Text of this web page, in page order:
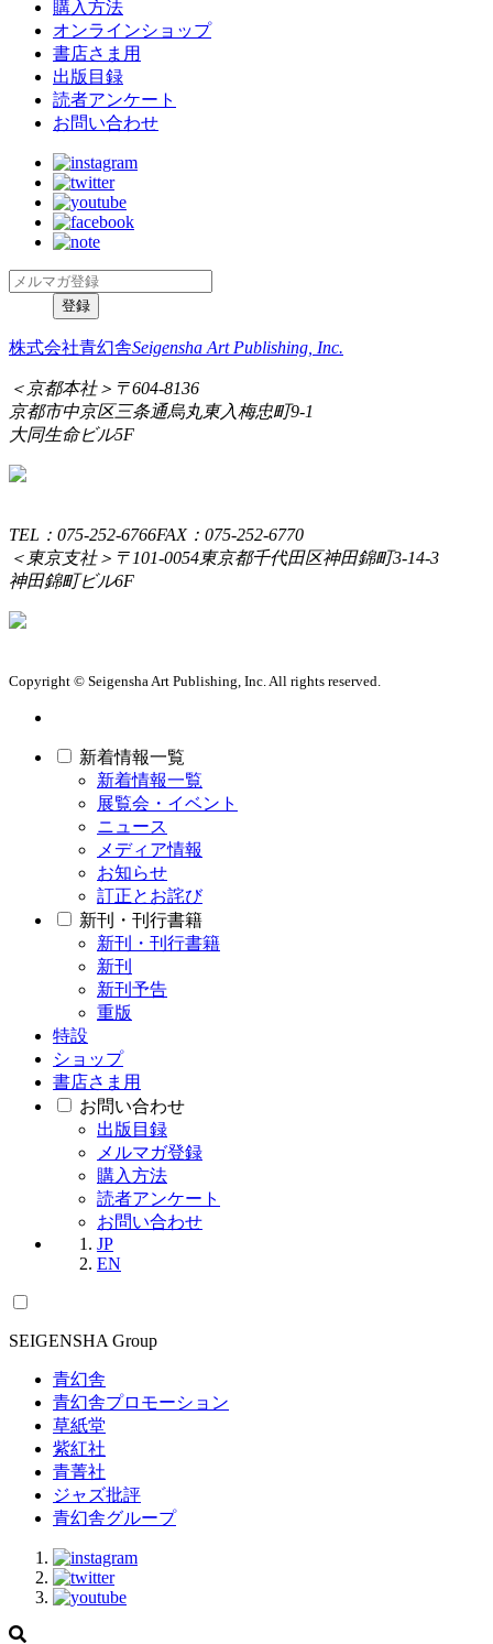
購入方法
オンラインショップ
書店さま用
出版目録
読者アンケート
お問い合わせ
株式会社青幻舎Seigensha Art Publishing, Inc.
＜京都本社＞ 〒604-8136
京都市中京区三条通烏丸東入梅忠町9-1
大同生命ビル5F
TEL：075-252-6766FAX：075-252-6770
＜東京支社＞ 〒101-0054東京都千代田区神田錦町3-14-3
神田錦町ビル6F
Copyright © Seigensha Art Publishing, Inc. All rights reserved.
新着情報一覧
新着情報一覧
展覧会・イベント
ニュース
メディア情報
お知らせ
訂正とお詫び
新刊・刊行書籍
新刊・刊行書籍
新刊
新刊予告
重版
特設
ショップ
書店さま用
お問い合わせ
出版目録
メルマガ登録
購入方法
読者アンケート
お問い合わせ
JP
EN
SEIGENSHA Group
青幻舎
青幻舎プロモーション
草紙堂
紫紅社
青菁社
ジャズ批評
青幻舎グループ